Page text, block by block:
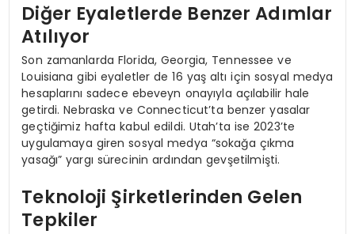
Diğer Eyaletlerde Benzer Adımlar
Atılıyor
Son zamanlarda Florida, Georgia, Tennessee ve
Louisiana gibi eyaletler de 16 yaş altı için sosyal medya
hesaplarını sadece ebeveyn onayıyla açılabilir hale
getirdi. Nebraska ve Connecticut’ta benzer yasalar
geçtiğimiz hafta kabul edildi. Utah’ta ise 2023’te
uygulamaya giren sosyal medya “sokağa çıkma
yasağı” yargı sürecinin ardından gevşetilmişti.
Teknoloji Şirketlerinden Gelen
Tepkiler